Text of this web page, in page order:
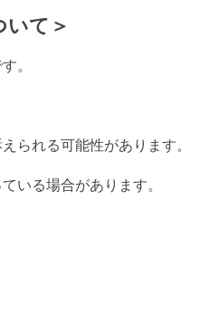
いて＞
。
られる可能性があります。
いる場合があります。